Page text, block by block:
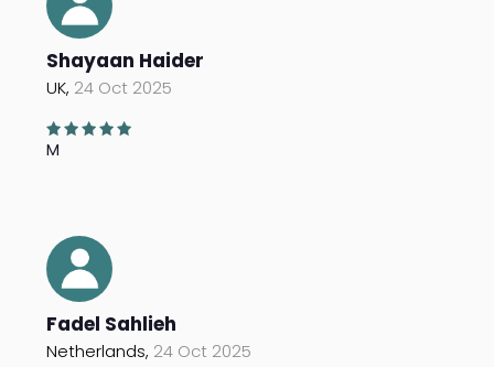
Shayaan Haider
UK, 24 Oct 2025
M
Fadel Sahlieh
Netherlands, 24 Oct 2025